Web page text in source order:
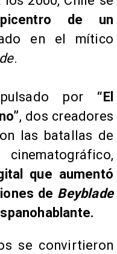
de un
en el mítico
.
por “El
, dos creadores
las batallas de
que aumentó
de Beyblade
se convirtieron